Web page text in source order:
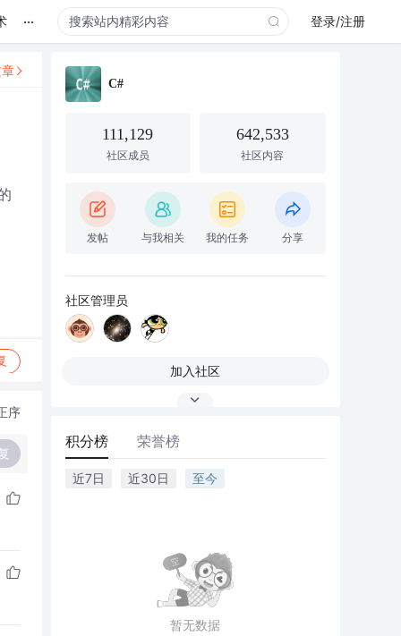
... 登录/注册
序
C#
111,129
社区成员
642,533
社区内容
发帖 与我相关 我的任务 分享
社区管理员
加入社区
积分榜 荣誉榜
近7日 近30日 至今
暂无数据